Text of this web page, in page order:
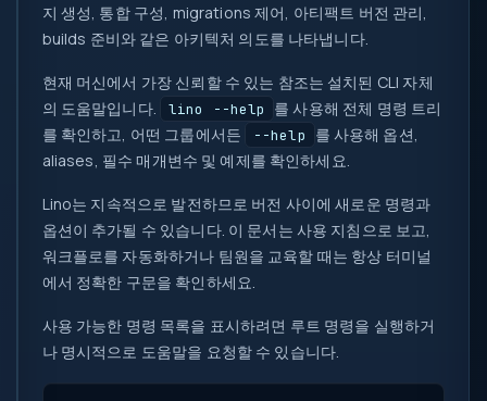
지 생성, 통합 구성, migrations 제어, 아티팩트 버전 관리,
builds 준비와 같은 아키텍처 의도를 나타냅니다.
현재 머신에서 가장 신뢰할 수 있는 참조는 설치된 CLI 자체
의 도움말입니다.
lino --help
를 사용해 전체 명령 트리
를 확인하고, 어떤 그룹에서든
--help
를 사용해 옵션,
aliases, 필수 매개변수 및 예제를 확인하세요.
Lino는 지속적으로 발전하므로 버전 사이에 새로운 명령과
옵션이 추가될 수 있습니다. 이 문서는 사용 지침으로 보고,
워크플로를 자동화하거나 팀원을 교육할 때는 항상 터미널
에서 정확한 구문을 확인하세요.
사용 가능한 명령 목록을 표시하려면 루트 명령을 실행하거
나 명시적으로 도움말을 요청할 수 있습니다.